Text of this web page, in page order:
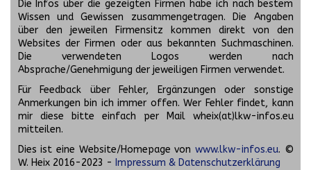
Die Infos über die gezeigten Firmen habe ich nach bestem
Wissen und Gewissen zusammengetragen. Die Angaben
über den jeweilen Firmensitz kommen direkt von den
Websites der Firmen oder aus bekannten Suchmaschinen.
Die verwendeten Logos werden nach
Absprache/Genehmigung der jeweiligen Firmen verwendet.
Für Feedback über Fehler, Ergänzungen oder sonstige
Anmerkungen bin ich immer offen. Wer Fehler findet, kann
mir diese bitte einfach per Mail wheix(at)lkw-infos.eu
mitteilen.
Dies ist eine Website/Homepage von www.lkw-infos.eu. ©
W. Heix 2016-2023 - Impressum & Datenschutzerklärung